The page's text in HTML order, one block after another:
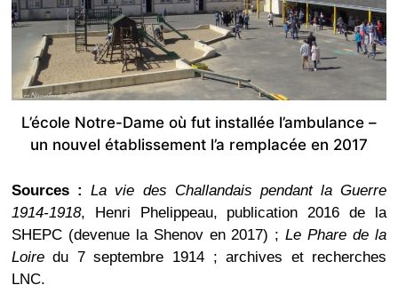
L’école Notre-Dame où fut installée l’ambulance –
un nouvel établissement l’a remplacée en 2017
Sources : La vie des Challandais pendant la Guerre
1914-1918, Henri Phelippeau, publication 2016 de la
SHEPC (devenue la Shenov en 2017) ;Le Phare de la
Loiredu 7 septembre 1914 ; archives et recherches
LNC.